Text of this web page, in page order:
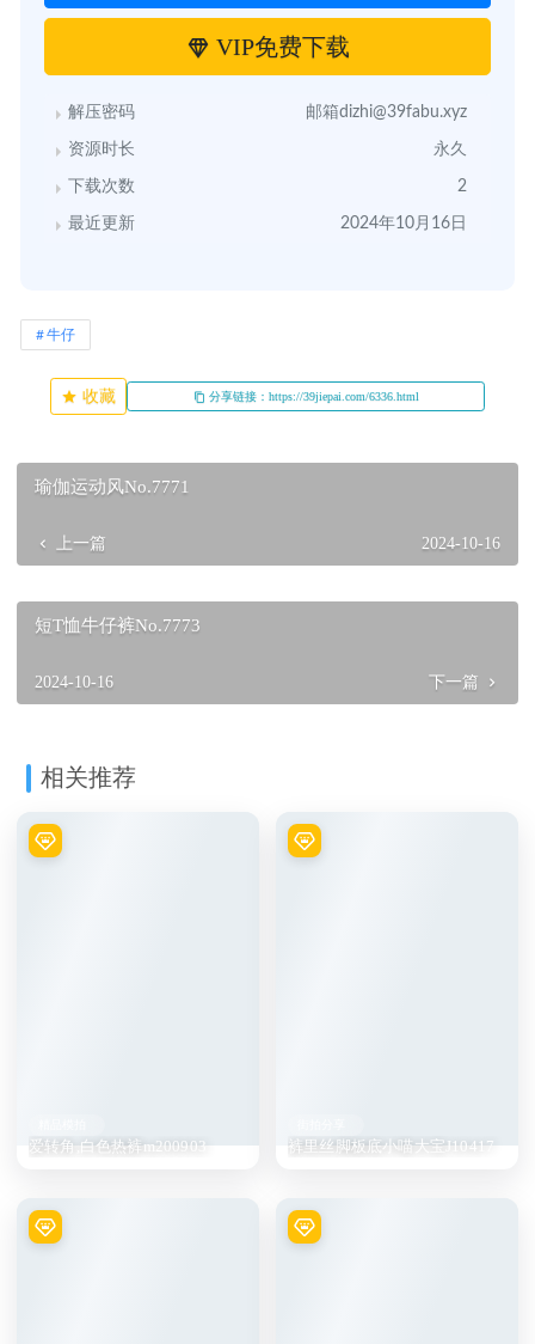
VIP免费下载
解压密码 邮箱dizhi@39fabu.xyz
资源时长 永久
下载次数 2
最近更新 2024年10月16日
牛仔
收藏 分享链接：https://39jiepai.com/6336.html
瑜伽运动风No.7771
上一篇 2024-10-16
短T恤牛仔裤No.7773
2024-10-16 下一篇
相关推荐
爱转角,白色热裤m200903 裤里丝脚板底小喵大宝J10417